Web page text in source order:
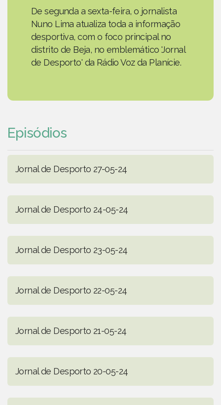
De segunda a sexta-feira, o jornalista
Nuno Lima atualiza toda a informação
desportiva, com o foco principal no
distrito de Beja, no emblemático 'Jornal
de Desporto' da Rádio Voz da Planície.
Episódios
Jornal de Desporto 27-05-24
Jornal de Desporto 24-05-24
Jornal de Desporto 23-05-24
Jornal de Desporto 22-05-24
Jornal de Desporto 21-05-24
Jornal de Desporto 20-05-24